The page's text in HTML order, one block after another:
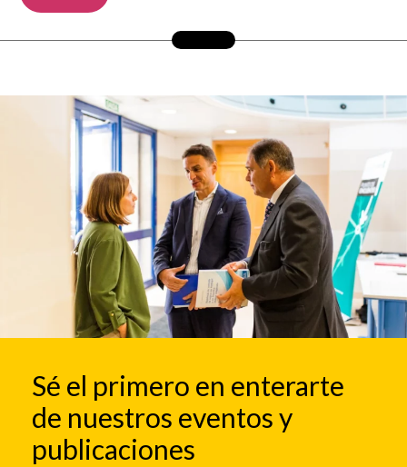
Sé el primero en enterarte
de nuestros eventos y
publicaciones